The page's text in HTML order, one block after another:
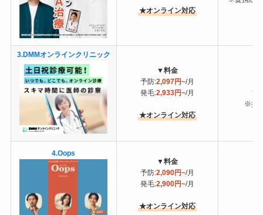
★オンライン対応
3.DMMオンラインクリニック
▼料金
予防:2,097円~/月
発毛:2,933円~/月
★オンライン対応
※提
4.Oops
▼料金
予防:2,090円~/月
発毛:2,900円~/月
★オンライン対応